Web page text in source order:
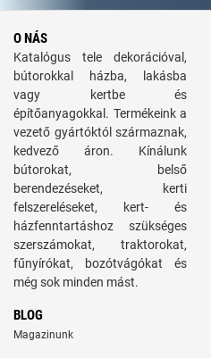
O NÁS
Katalógus tele dekorációval,
bútorokkal házba, lakásba
vagy kertbe és
építőanyagokkal. Termékeink a
vezető gyártóktól származnak,
kedvező áron. Kínálunk
bútorokat, belső
berendezéseket, kerti
felszereléseket, kert- és
házfenntartáshoz szükséges
szerszámokat, traktorokat,
fűnyírókat, bozótvágókat és
még sok minden mást.
BLOG
Magazinunk